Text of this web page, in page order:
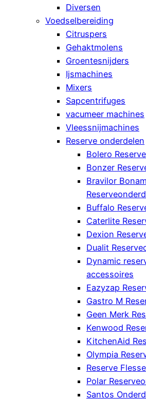
Diversen
Voedselbereiding
Citruspers
Gehaktmolens
Groentesnijders
Ijsmachines
Mixers
Sapcentrifuges
vacumeer machines
Vleessnijmachines
Reserve onderdelen
Bolero
Bonzer
Bravilor
Buffalo
Caterlite
Dexion
Dualit
Dynamic
accessoires
Eazyzap
Gastro M
Geen Merk
Kenwood
KitchenAid
Olympia
Reserve
Polar
Santos